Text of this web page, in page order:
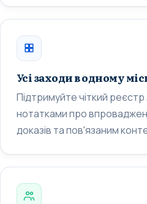
Усі заходи в одному
Підтримуйте чіткий реєстр
нотатками про
доказів та пов'язаним